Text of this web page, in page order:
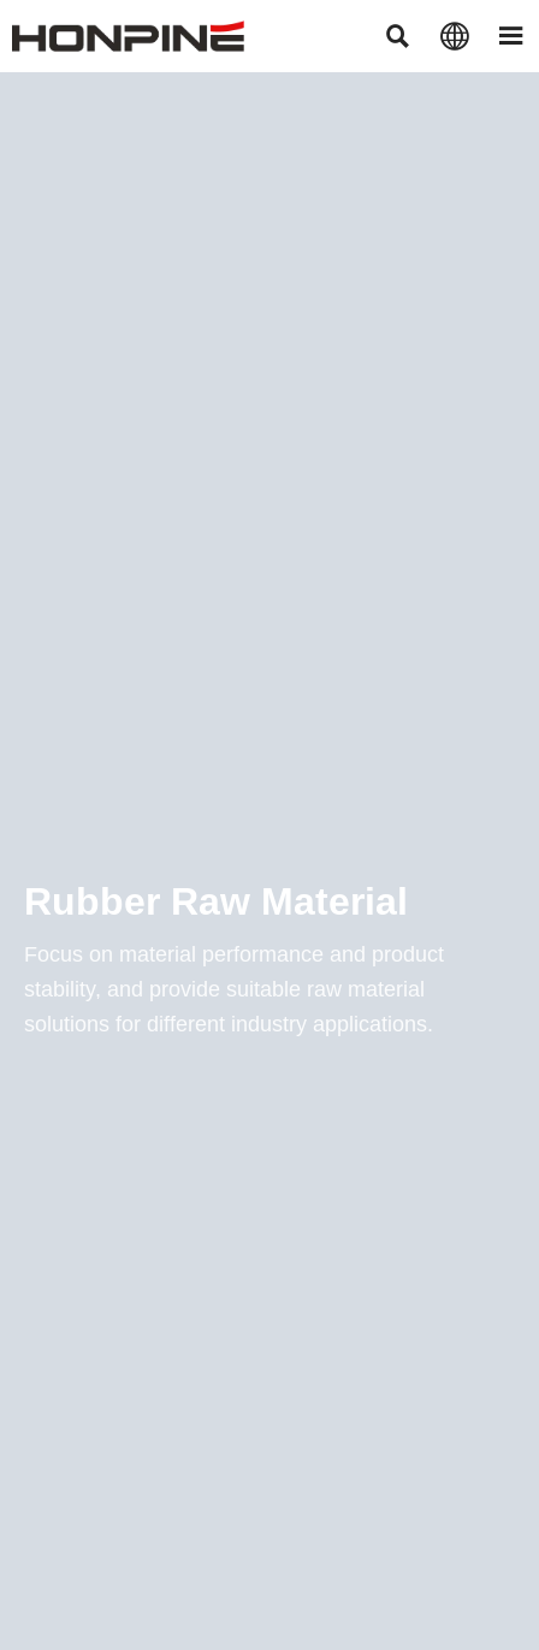
  
Rubber Raw Material
Focus on material performance and product
stability, and provide suitable raw material
solutions for different industry applications.